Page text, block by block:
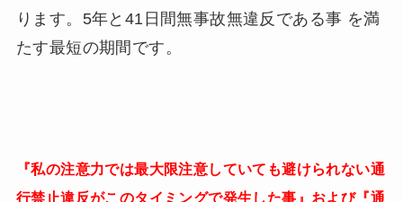
ります。5年と41日間無事故無違反である事 を満
たす最短の期間です。
『私の注意力では最大限注意していても避けられない通
行禁止違反がこのタイミングで発生した事』および『通